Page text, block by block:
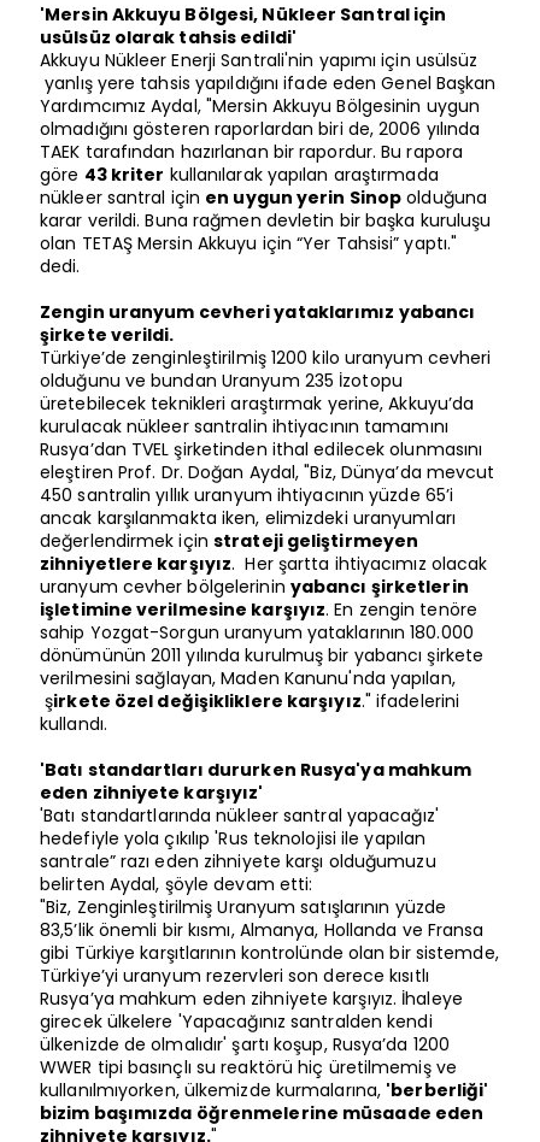
'Mersin Akkuyu Bölgesi, Nükleer Santral için
usülsüz olarak tahsis edildi'
Akkuyu Nükleer Enerji Santrali'nin yapımı için usülsüz
yanlış yere tahsis yapıldığını ifade eden Genel Başkan
Yardımcımız Aydal, "Mersin Akkuyu Bölgesinin uygun
olmadığını gösteren raporlardan biri de, 2006 yılında
TAEK tarafından hazırlanan bir rapordur. Bu rapora
göre 43 kriter kullanılarak yapılan araştırmada
nükleer santral için en uygun yerin Sinop olduğuna
karar verildi. Buna rağmen devletin bir başka kuruluşu
olan TETAŞ Mersin Akkuyu için “Yer Tahsisi” yaptı."
dedi.
Zengin uranyum cevheri yataklarımız yabancı
şirkete verildi.
Türkiye’de zenginleştirilmiş 1200 kilo uranyum cevheri
olduğunu ve bundan Uranyum 235 İzotopu
üretebilecek teknikleri araştırmak yerine, Akkuyu’da
kurulacak nükleer santralin ihtiyacının tamamını
Rusya’dan TVEL şirketinden ithal edilecek olunmasını
eleştiren Prof. Dr. Doğan Aydal, "Biz, Dünya’da mevcut
450 santralin yıllık uranyum ihtiyacının yüzde 65’i
ancak karşılanmakta iken, elimizdeki uranyumları
değerlendirmek için strateji geliştirmeyen
zihniyetlere karşıyız. Her şartta ihtiyacımız olacak
uranyum cevher bölgelerinin yabancı şirketlerin
işletimine verilmesine karşıyız. En zengin tenöre
sahip Yozgat-Sorgun uranyum yataklarının 180.000
dönümünün 2011 yılında kurulmuş bir yabancı şirkete
verilmesini sağlayan, Maden Kanunu'nda yapılan,
şirkete özel değişikliklere karşıyız." ifadelerini
kullandı.
'Batı standartları dururken Rusya'ya mahkum
eden zihniyete karşıyız'
'Batı standartlarında nükleer santral yapacağız'
hedefiyle yola çıkılıp 'Rus teknolojisi ile yapılan
santrale” razı eden zihniyete karşı olduğumuzu
belirten Aydal, şöyle devam etti:
"Biz, Zenginleştirilmiş Uranyum satışlarının yüzde
83,5’lik önemli bir kısmı, Almanya, Hollanda ve Fransa
gibi Türkiye karşıtlarının kontrolünde olan bir sistemde,
Türkiye’yi uranyum rezervleri son derece kısıtlı
Rusya’ya mahkum eden zihniyete karşıyız. İhaleye
girecek ülkelere 'Yapacağınız santralden kendi
ülkenizde de olmalıdır' şartı koşup, Rusya’da 1200
WWER tipi basınçlı su reaktörü hiç üretilmemiş ve
kullanılmıyorken, ülkemizde kurmalarına, 'berberliği'
bizim başımızda öğrenmelerine müsaade eden
zihniyete karşıyız."